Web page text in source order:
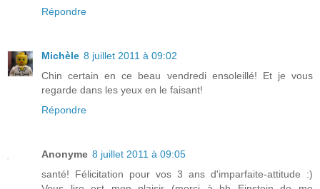
Répondre
Michèle 8 juillet 2011 à 09:02
Chin certain en ce beau vendredi ensoleillé! Et je vous
regarde dans les yeux en le faisant!
Répondre
Anonyme 8 juillet 2011 à 09:05
santé! Félicitation pour vos 3 ans d'imparfaite-attitude :)